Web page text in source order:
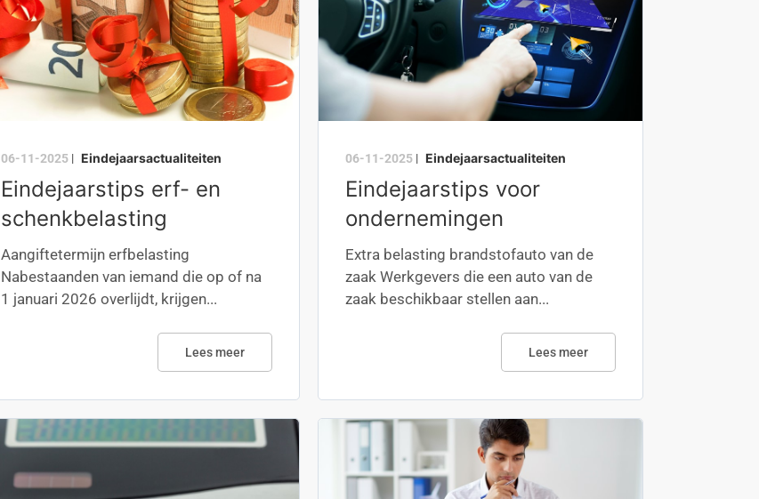
06-11-2025 | Eindejaarsactualiteiten
Eindejaarstips erf- en
schenkbelasting
Aangiftetermijn erfbelasting
Nabestaanden van iemand die op of na
1 januari 2026 overlijdt, krijgen...
Lees meer
06-11-2025| Eindejaarsactualiteiten
Eindejaarstips voor
ondernemingen
Extra belasting brandstofauto van de
zaak Werkgevers die een auto van de
zaak beschikbaar stellen aan...
Lees meer